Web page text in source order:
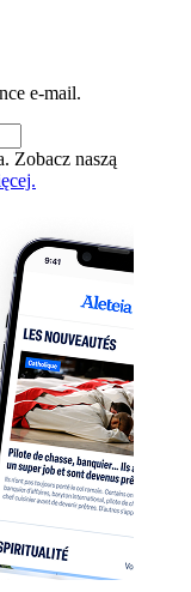
e-mail.
Zobacz naszą